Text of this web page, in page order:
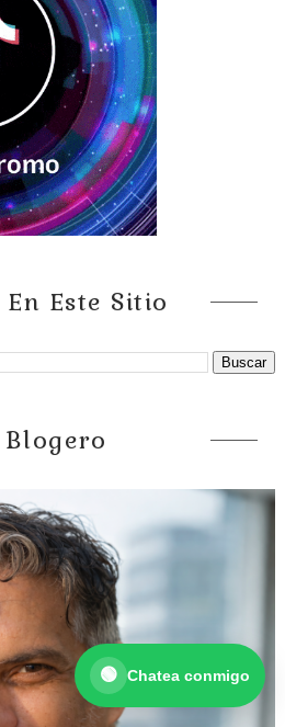
Este Sitio
WhatsaApp
🟢 Chatea conmigo